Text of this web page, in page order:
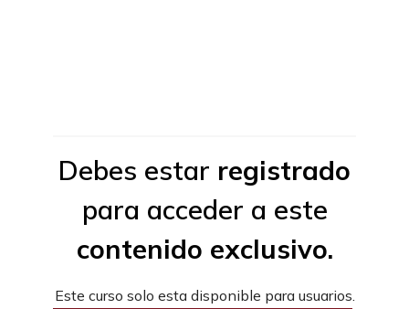
Debes estar registrado
para acceder a este
contenido exclusivo.
Este curso solo esta disponible para usuarios.